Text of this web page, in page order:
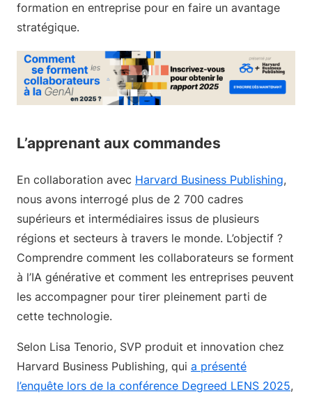
formation en entreprise pour en faire un avantage
stratégique.
L’apprenant aux commandes
En collaboration avec Harvard Business Publishing,
nous avons interrogé plus de 2 700 cadres
supérieurs et intermédiaires issus de plusieurs
régions et secteurs à travers le monde. L’objectif ?
Comprendre comment les collaborateurs se forment
à l’IA générative et comment les entreprises peuvent
les accompagner pour tirer pleinement parti de
cette technologie.
Selon Lisa Tenorio, SVP produit et innovation chez
Harvard Business Publishing, qui a présenté
l’enquête lors de la conférence Degreed LENS 2025,